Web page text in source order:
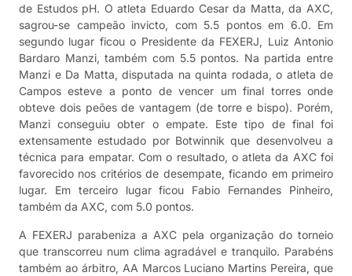
de Estudos pH. O atleta Eduardo Cesar da Matta, da AXC,
sagrou-se campeão invicto, com 5.5 pontos em 6.0. Em
segundo lugar ficou o Presidente da FEXERJ, Luiz Antonio
Bardaro Manzi, também com 5.5 pontos. Na partida entre
Manzi e Da Matta, disputada na quinta rodada, o atleta de
Campos esteve a ponto de vencer um final torres onde
obteve dois peões de vantagem (de torre e bispo). Porém,
Manzi conseguiu obter o empate. Este tipo de final foi
extensamente estudado por Botwinnik que desenvolveu a
técnica para empatar. Com o resultado, o atleta da AXC foi
favorecido nos critérios de desempate, ficando em primeiro
lugar. Em terceiro lugar ficou Fabio Fernandes Pinheiro,
também da AXC, com 5.0 pontos.
A FEXERJ parabeniza a AXC pela organização do torneio
que transcorreu num clima agradável e tranquilo. Parabéns
também ao árbitro, AA Marcos Luciano Martins Pereira, que